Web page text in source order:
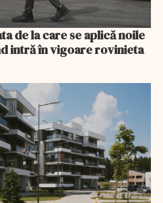
de la care se aplică noile
intră în vigoare rovinieta